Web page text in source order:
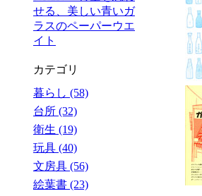
せる、美しい青いガ
ラスのペーパーウエ
イト
カテゴリ
暮らし (58)
台所 (32)
衛生 (19)
玩具 (40)
文房具 (56)
絵葉書 (23)